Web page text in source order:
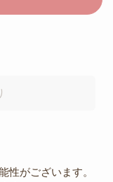
がございます。